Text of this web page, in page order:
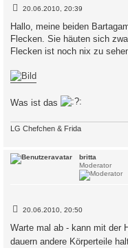
B
i
t
r
g
20.06.2010, 20:39
Hallo, meine beiden
Flecken. Sie häuten sich
Flecken ist noch nix zu
Was ist das
LG Chefchen & Frida
britta
Moderator
B
i
t
r
20.06.2010, 20:50
Warte mal ab - kann mit der
dauern andere Körperteile